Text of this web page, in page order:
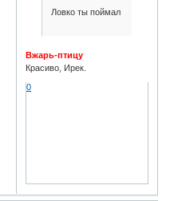
Ловко ты поймал
Вжарь-птицу
Красиво, Ирек.
0